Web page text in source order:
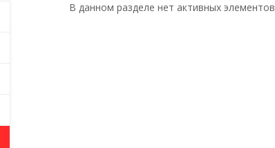
В данном разделе нет активных элементов